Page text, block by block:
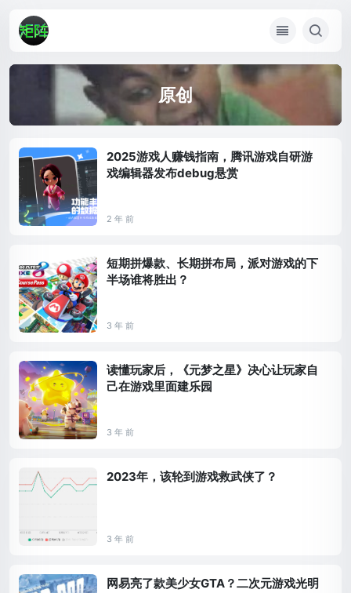
原创
2025游戏人赚钱指南，腾讯游戏自研游
戏编辑器发布debug悬赏
2 年 前
短期拼爆款、长期拼布局，派对游戏的下
半场谁将胜出？
3 年 前
读懂玩家后，《元梦之星》决心让玩家自
己在游戏里面建乐园
3 年 前
2023年，该轮到游戏救武侠了？
3 年 前
网易亮了款美少女GTA？二次元游戏光明